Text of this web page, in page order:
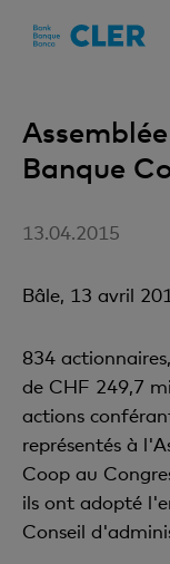
Banque
13.04.2015
Bâle, 13 avril
834
de CHF 249,7
actions
représentés à
Coop au
ils ont adopté
Conseil